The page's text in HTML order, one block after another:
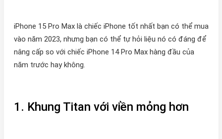
iPhone 15 Pro Max là chiếc iPhone tốt nhất bạn có thể mua
vào năm 2023, nhưng bạn có thể tự hỏi liệu nó có đáng để
nâng cấp so với chiếc iPhone 14 Pro Max hàng đầu của
năm trước hay không.
1. Khung Titan với viền mỏng hơn